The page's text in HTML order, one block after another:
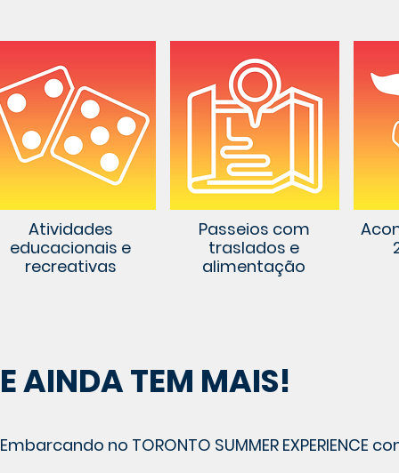
Atividades
educacionais e
recreativas
Passeios com
traslados e
alimentação
E AINDA TEM MAIS!
Embarcando no TORONTO SUMMER